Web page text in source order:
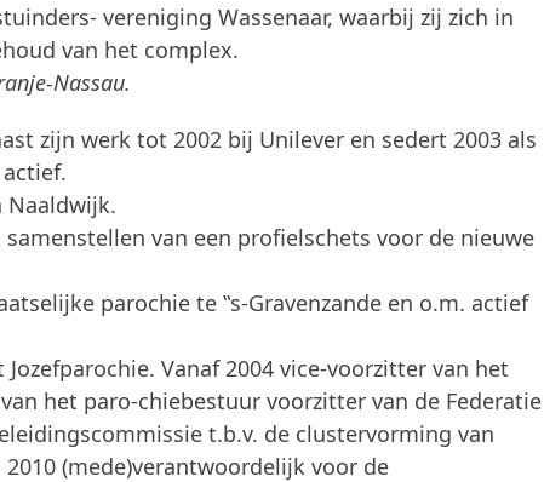
vereniging Wassenaar, waarbij zij zich in
van het complex.
Nassau.
zijn werk tot 2002 bij Unilever en sedert 2003 als
Naaldwijk.
van een profielschets voor de nieuwe
parochie te ‟s-Gravenzande en o.m. actief
Vanaf 2004 vice-voorzitter van het
het paro-chiebestuur voorzitter van de Federatie
t.b.v. de clustervorming van
(mede)verantwoordelijk voor de